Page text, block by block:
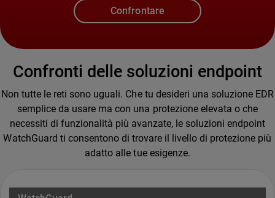
Confrontare
Confronti delle soluzioni endpoint
Non tutte le reti sono uguali. Che tu desideri una soluzione EDR
semplice da usare ma con una protezione elevata o che
necessiti di funzionalità più avanzate, le soluzioni endpoint
WatchGuard ti consentono di trovare il livello di protezione più
adatto alle tue esigenze.